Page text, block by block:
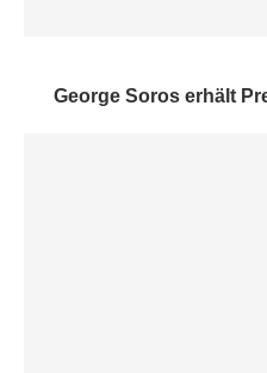
George Soros erhält